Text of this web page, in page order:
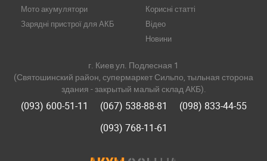
Мото акумулятори
Зарядні пристрої для АКБ
Корисні статті
Відео
Новини
г. Киев ул. Подлесная 1
(Святошинский район, супермаркет Сильпо, тыльная сторона
здания - закрытый малый склад АКБ).
(093) 600-51-11 (067) 538-88-81
(098) 833-44-55
(093) 768-11-61